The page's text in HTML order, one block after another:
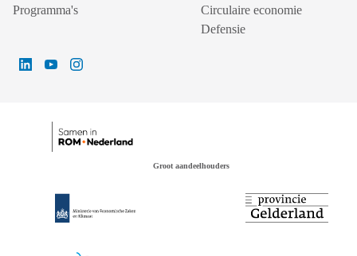
Programma's
Circulaire economie
Defensie
Groot aandeelhouders